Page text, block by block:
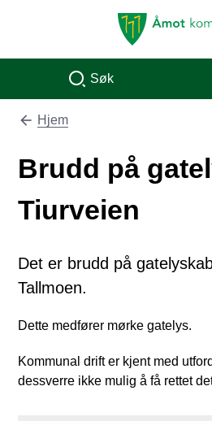
Åmot kommune
Søk
Du er her:
Hjem
Brudd på
Tiurveien
Det er brudd på
Tallmoen.
Dette medfører mørke gatelys.
Kommunal drift er kjent med
dessverre ikke mulig å få rettet